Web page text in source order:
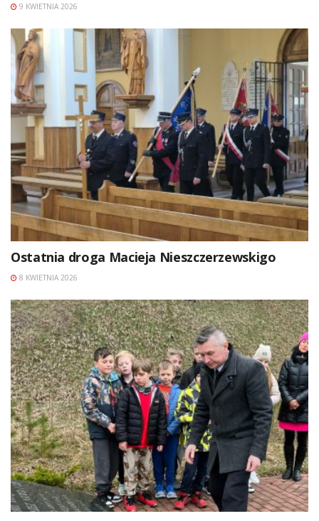
9 KWIETNIA 2026
Ostatnia droga Macieja Nieszczerzewskigo
8 KWIETNIA 2026